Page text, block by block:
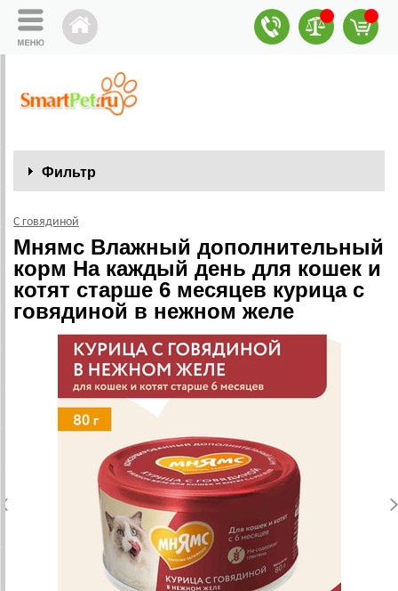
Фильтр
С говядиной
Мнямс Влажный дополнительный
корм На каждый день для кошек и
котят старше 6 месяцев курица с
говядиной в нежном желе